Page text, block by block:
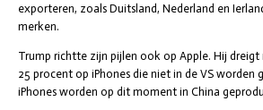
exporteren, zoals Duitsland, Nederland en
merken.
Trump richtte zijn pijlen ook op Apple. Hij dreigt
25 procent op iPhones die niet in de VS worden
iPhones worden op dit moment in China